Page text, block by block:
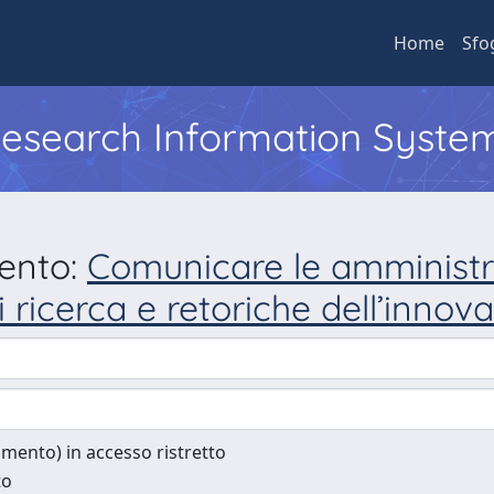
Home
Information
Comunicare le
e retoriche
in accesso ristretto